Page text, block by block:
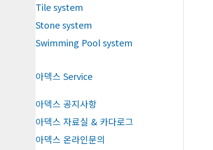
Tile system
Stone system
Swimming Pool system
아덱스 Service
아덱스 공지사항
아덱스 자료실 & 카다로그
아덱스 온라인문의